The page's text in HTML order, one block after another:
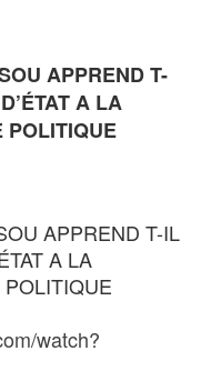
APPREND T-
A LA
POLITIQUE
APPREND T-IL
A LA
watch?